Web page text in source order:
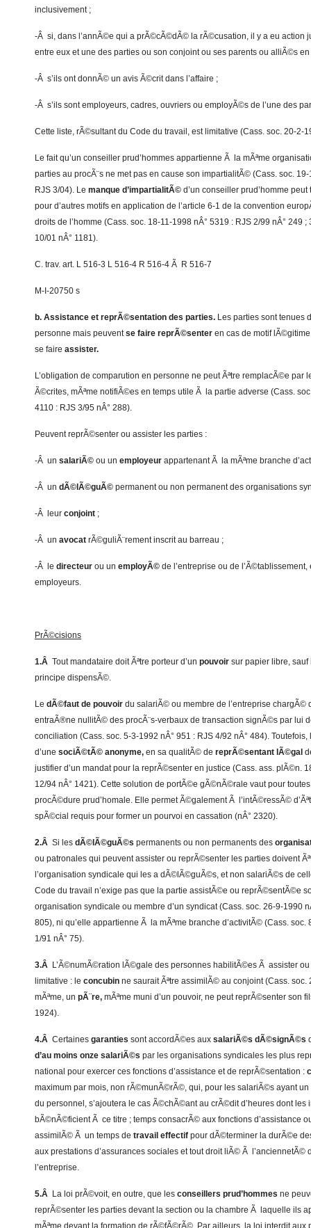
inclusivement ;
-Â si, dans l’annÃ©e qui a prÃ©cÃ©dÃ© la rÃ©cusation, il y a eu action
entre eux et une des parties ou son conjoint ou ses parents ou alliÃ©s
-Â s’ils ont donnÃ© un avis Ã©crit dans l’affaire ;
-Â s’ils sont employeurs, cadres, ouvriers ou employÃ©s de l’une des
Cette liste, rÃ©sultant du Code du travail, est limitative (Cass. soc. 20-2-
Le fait qu’un conseiller prud’hommes appartienne Ã la mÃªme
parties au procÃ¨s ne met pas en cause son impartialitÃ© (Cass. soc.
RJS 3/04). Le manque d’impartialitÃ© d’un conseiller prud’homme
pour d’autres motifs en application de l’article 6-1 de la convention
droits de l’homme (Cass. soc. 18-11-1998 nÂ° 5319 : RJS 2/99 nÂ° 249
10/01 nÂ° 1181).
C. trav. art. L 516-3 L 516-4 R 516-4 Ã R 516-7
M-I-20750 s
b. Assistance et reprÃ©sentation des parties. Les parties sont tenues
personne mais peuventse faire reprÃ©senter en cas de motif
se faire assister.
L’obligation de comparution en personne ne peut Ãªtre remplacÃ©e par
Ã©crites, mÃªme notifiÃ©es en temps utile Ã la partie adverse (Cass.
4110 : RJS 3/95 nÂ° 288).
Peuvent reprÃ©senter ou assister les parties :
-Â un salariÃ© ou un employeur appartenant Ã la mÃªme branche
-Â un dÃ©lÃ©guÃ© permanent ou non permanent des organisations
-Â leur conjoint ;
-Â un avocat rÃ©guliÃ¨rement inscrit au barreau ;
-Â le directeur ou un employÃ© de l’entreprise ou de
employeurs.
PrÃ©cisions
1.Â Tout mandataire doit Ãªtre porteur d’un pouvoir sur papier libre, sauf
principe dispensÃ©.
Le dÃ©faut de pouvoir du salariÃ© ou membre de l’entreprise chargÃ©
entraÃ®ne nullitÃ© des procÃ¨s-verbaux de transaction signÃ©s par lui
conciliation (Cass. soc. 5-3-1992 nÂ° 951 : RJS 4/92 nÂ° 484).
d’une sociÃ©tÃ© anonyme, en sa qualitÃ© de reprÃ©sentant lÃ©gal
justifier d’un mandat pour la reprÃ©senter en justice (Cass. ass. plÃ©n.
12/94 nÂ° 1421). Cette solution de portÃ©e gÃ©nÃ©rale vaut pour
procÃ©dure prud’homale. Elle permet Ã©galement Ã l’intÃ©ressÃ©
spÃ©cial requis pour former un pourvoi en cassation (nÂ° 2320).
2.Â Si les dÃ©lÃ©guÃ©s permanents ou non permanents des
ou patronales qui peuvent assister ou reprÃ©senter les parties doivent
l’organisation syndicale qui les a dÃ©lÃ©guÃ©s, et non salariÃ©s de
Code du travail n’exige pas que la partie assistÃ©e ou reprÃ©sentÃ©e
organisation syndicale ou membre d’un syndicat (Cass. soc. 26-9-1990
805), ni qu’elle appartienne Ã la mÃªme branche d’activitÃ© (Cass. soc.
1/91 nÂ° 75).
3.Â L’Ã©numÃ©ration lÃ©gale des personnes habilitÃ©es Ã assister
limitative : le concubin ne saurait Ãªtre assimilÃ© au conjoint (Cass. soc.
mÃªme, un pÃ¨re, mÃªme muni d’un pouvoir, ne peut reprÃ©senter son
1924).
4.Â Certaines garanties sont accordÃ©es aux salariÃ©s dÃ©signÃ©s
d’au moins onze salariÃ©s par les organisations syndicales les plus
national pour exercer ces fonctions d’assistance et de reprÃ©sentation :
maximum par mois, non rÃ©munÃ©rÃ©, qui, pour les salariÃ©s ayant
du personnel, s’ajoutera le cas Ã©chÃ©ant au crÃ©dit d’heures dont les
bÃ©nÃ©ficient Ã ce titre ; temps consacrÃ© aux fonctions d’assistance
assimilÃ© Ã un temps de travail effectif pour dÃ©terminer la durÃ©e
aux prestations d’assurances sociales et tout droit liÃ© Ã l’anciennetÃ©
l’entreprise.
5.Â La loi prÃ©voit, en outre, que les conseillers prud’hommes ne
reprÃ©senter les parties devant la section ou la chambre Ã laquelle ils
mÃªme devant la formation de rÃ©fÃ©rÃ©. Par ailleurs, la loi interdit aux